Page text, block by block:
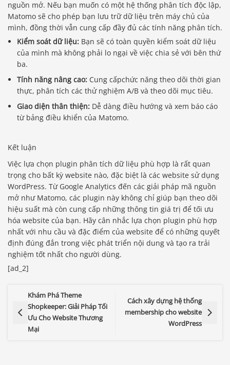
nguồn mở. Nếu bạn muốn có một hệ thống phân tích độc lập,
Matomo sẽ cho phép bạn lưu trữ dữ liệu trên máy chủ của
mình, đồng thời vẫn cung cấp đầy đủ các tính năng phân tích.
Kiểm soát dữ liệu: Bạn sẽ có toàn quyền kiểm soát dữ liệu
của mình mà không phải lo ngại về việc chia sẻ với bên thứ
ba.
Tính năng nâng cao: Cung cấpchức năng theo dõi thời gian
thực, phân tích các thử nghiệm A/B và theo dõi mục tiêu.
Giao diện thân thiện: Dễ dàng điều hướng và xem báo cáo
từ bảng điều khiển của Matomo.
Kết luận
Việc lựa chọn plugin phân tích dữ liệu phù hợp là rất quan
trọng cho bất kỳ website nào, đặc biệt là các website sử dụng
WordPress. Từ Google Analytics đến các giải pháp mã nguồn
mở như Matomo, các plugin này không chỉ giúp bạn theo dõi
hiệu suất mà còn cung cấp những thông tin giá trị để tối ưu
hóa website của bạn. Hãy cân nhắc lựa chọn plugin phù hợp
nhất với nhu cầu và đặc điểm của website để có những quyết
định đúng đắn trong việc phát triển nội dung và tạo ra trải
nghiệm tốt nhất cho người dùng.
[ad_2]
Khám Phá Theme
Shopkeeper: Giải Pháp Tối
Ưu Cho Website Thương
Mại
Cách xây dựng hệ thống
membership cho website
WordPress